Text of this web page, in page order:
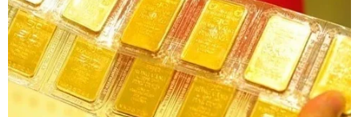
công
06/08/2026 04:37
Iran và Oman đạt thỏa thuận về
tuyến vận tải qua eo biển Hormuz